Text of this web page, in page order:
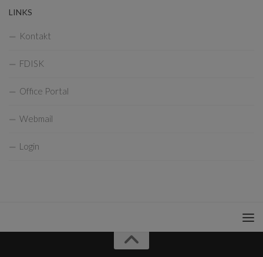
LINKS
Kontakt
FDISK
Office Portal
Webmail
Login